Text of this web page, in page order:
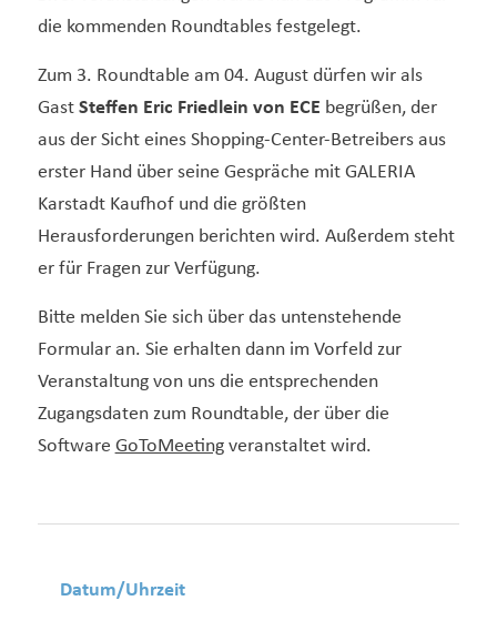
die kommenden Roundtables festgelegt.
Zum 3. Roundtable am 04. August dürfen wir als
Gast Steffen Eric Friedlein von ECE begrüßen, der
aus der Sicht eines Shopping-Center-Betreibers aus
erster Hand über seine Gespräche mit GALERIA
Karstadt Kaufhof und die größten
Herausforderungen berichten wird. Außerdem steht
er für Fragen zur Verfügung.
Bitte melden Sie sich über das untenstehende
Formular an. Sie erhalten dann im Vorfeld zur
Veranstaltung von uns die entsprechenden
Zugangsdaten zum Roundtable, der über die
Software GoToMeetingveranstaltet wird.
Datum/Uhrzeit